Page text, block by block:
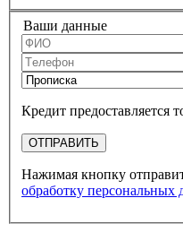
Ваши данные
Кредит предоставляется
ОТПРАВИТЬ
Нажимая кнопку
обработку персональных